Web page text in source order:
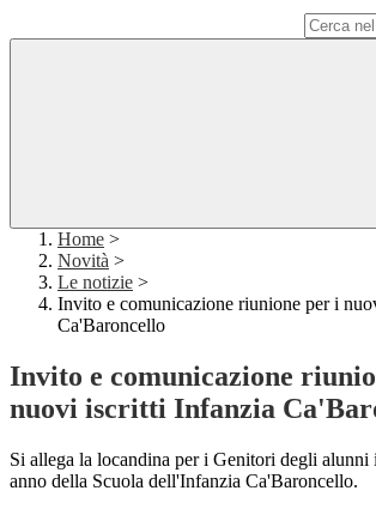
Home >
Novità >
Le notizie >
Invito e comunicazione riunione per i
Ca'Baroncello
Invito e comunicazione
nuovi iscritti Infanzia
Si allega la locandina per i Genitori degli
anno della Scuola dell'Infanzia Ca'Baroncello.